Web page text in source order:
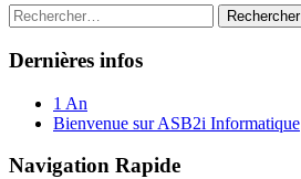
Rechercher :
Dernières infos
1 An
Bienvenue sur ASB2i Informatique
Navigation Rapide